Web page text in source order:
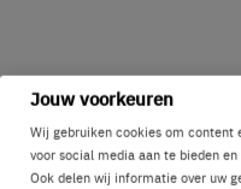
Jouw voorkeuren
Wij gebruiken cookies om content
voor social media aan te bieden
Ook delen wij informatie over uw
Validation studies